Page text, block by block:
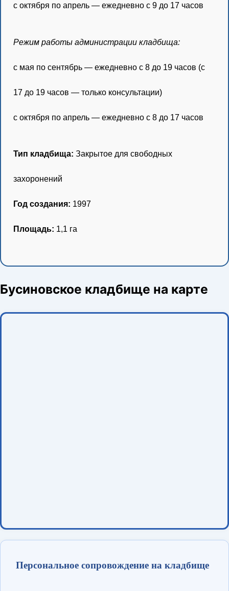
с октября по апрель — ежедневно с 9 до 17 часов
Режим работы администрации кладбища:
с мая по сентябрь — ежедневно с 8 до 19 часов (с
17 до 19 часов — только консультации)
с октября по апрель — ежедневно с 8 до 17 часов
Тип кладбища: Закрытое для свободных
захоронений
Год создания: 1997
Площадь: 1,1 га
Бусиновское кладбище на карте
Персональное сопровождение на кладбище